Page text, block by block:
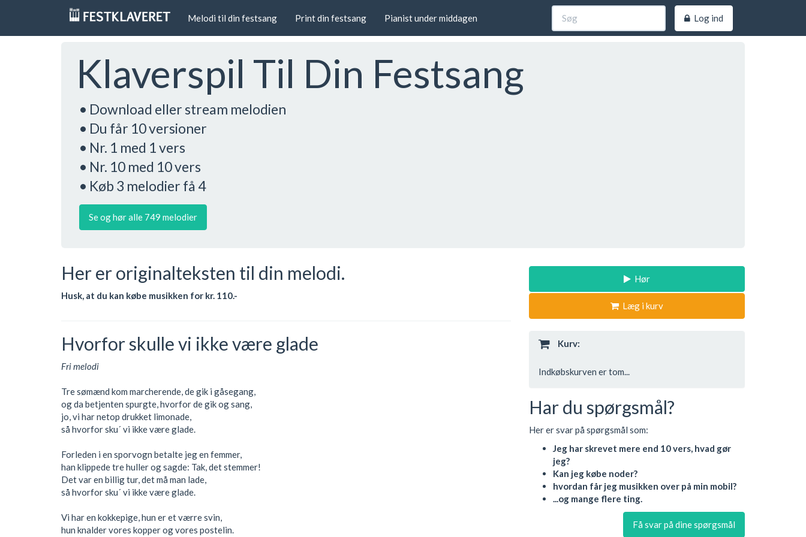
Log ind
Melodi til din festsang Print din festsang Pianist under middagen
Klaverspil Til Din Festsang
• Download eller stream melodien
• Du får 10 versioner
• Nr. 1 med 1 vers
• Nr. 10 med 10 vers
• Køb 3 melodier få 4
Se og hør alle 749 melodier
Her er originalteksten til din melodi.
Husk, at du kan købe musikken for kr. 110.-
Hvorfor skulle vi ikke være glade
Fri melodi
Tre sømænd kom marcherende, de gik i gåsegang,
og da betjenten spurgte, hvorfor de gik og sang,
jo, vi har netop drukket limonade,
så hvorfor sku´ vi ikke være glade.
Forleden i en sporvogn betalte jeg en femmer,
han klippede tre huller og sagde: Tak, det stemmer!
Det var en billig tur, det må man lade,
så hvorfor sku´ vi ikke være glade.
Vi har en kokkepige, hun er et værre svin,
hun knalder vores kopper og vores postelin.
Hør
Læg i kurv
Kurv:
Indkøbskurven er tom...
Har du spørgsmål?
Her er svar på spørgsmål som:
Jeg har skrevet mere end 10 vers, hvad gør
jeg?
Kan jeg købe noder?
hvordan får jeg musikken over på min mobil?
...og mange flere ting.
Få svar på dine spørgsmål